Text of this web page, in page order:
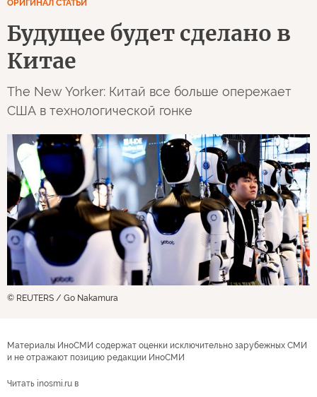
ОРИГИНАЛ СТАТЬИ
Будущее будет сделано в
Китае
The New Yorker: Китай все больше опережает
США в технологической гонке
© REUTERS / Go Nakamura
Материалы ИноСМИ содержат оценки исключительно зарубежных СМИ
и не отражают позицию редакции ИноСМИ
Читать inosmi.ru в